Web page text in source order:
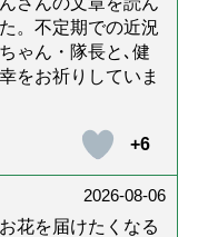
。不定期での近況
ゃん・隊長と､健
をお祈りしていま
+6
2026-08-06
花を届けたくなる